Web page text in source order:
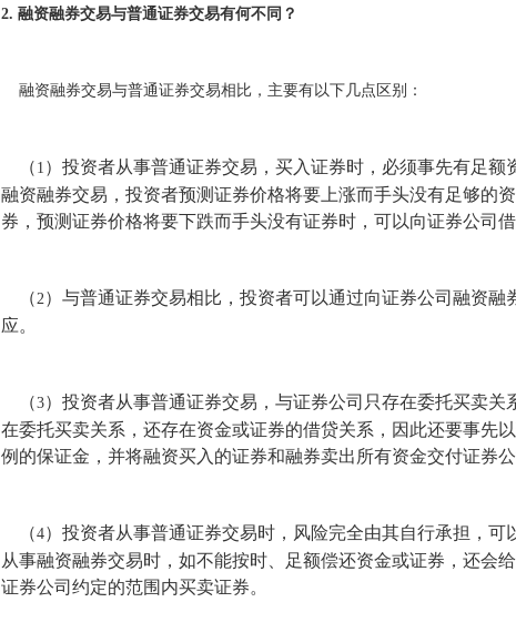
2. 融资融券交易与普通证券交易有何不同？
融资融券交易与普通证券交易相比，主要有以下几点区别：
（ 1 ）投资者从事普通证券交易，买入证券时，必须事先有足
融资融券交易，投资者预测证券价格将要上涨而手头没有足够的
券，预测证券价格将要下跌而手头没有证券时，可以向证券公司借
（2）与普通证券交易相比，投资者可以通过向证券公司融资
应。
（3）投资者从事普通证券交易，与证券公司只存在委托买卖
在委托买卖关系，还存在资金或证券的借贷关系，因此还要事先
例的保证金，并将融资买入的证券和融券卖出所有资金交付证券公
（4）投资者从事普通证券交易时，风险完全由其自行承担，可
从事融资融券交易时，如不能按时、足额偿还资金或证券，还会
证券公司约定的范围内买卖证券。